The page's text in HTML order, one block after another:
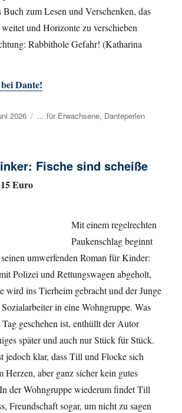
zum Lesen und Verschenken, das
und Horizonte zu verschieben
Rabbithole Gefahr! (Katharina
Dante!
2026 Kategorien
... für Erwachsene, Danteperlen
Fische sind scheiße
Euro
Mit einem regelrechten
Paukenschlag beginnt
umwerfenden Roman für Kinder:
Polizei und Rettungswagen abgeholt,
wird ins Tierheim gebracht und der Junge
in eine Wohngruppe. Was
Tag geschehen ist, enthüllt der Autor
später und auch nur Stück für Stück.
jedoch klar, dass Till und Flocke sich
Herzen, aber ganz sicher kein gutes
der Wohngruppe wiederum findet Till
Freundschaft sogar, um nicht zu sagen